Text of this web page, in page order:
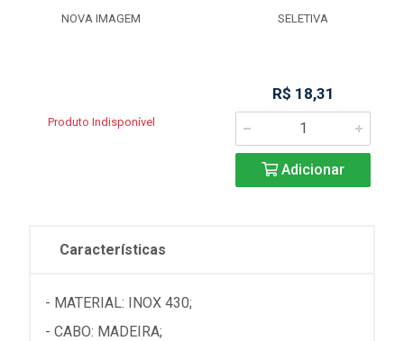
NOVA IMAGEM
Produto Indisponível
SELETIVA
R$ 18,31
Adicionar
Características
- MATERIAL: INOX 430;
- CABO: MADEIRA;